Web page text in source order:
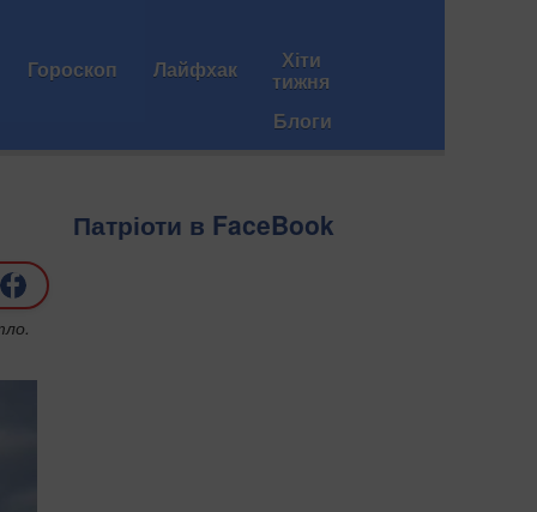
Гороскоп Лайфхак Хіти
тижня
Блоги
Патріоти в FaceBook